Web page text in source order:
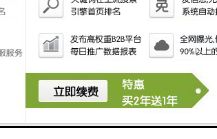
以遍布在户外和室内，同时也可以在大型公共场
触摸一体机以其、灵活、时尚外观等特点，在广